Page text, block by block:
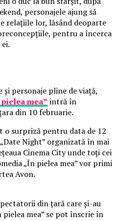
personajele ajung să
relațiile lor, lăsând deoparte
pentru a încerca
și personaje pline de viață,
mea” intră în
din 10 februarie.
surpriză pentru data de 12
Night” organizată în mai
Cinema City unde toți cei
„În pielea mea” vor primi
Avon.
din țară care și-au
mea” se pot înscrie în